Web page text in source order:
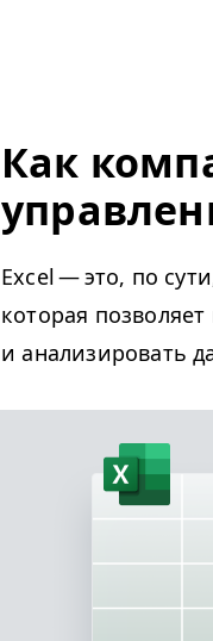
Как
Excel — это, по
которая
и анализировать